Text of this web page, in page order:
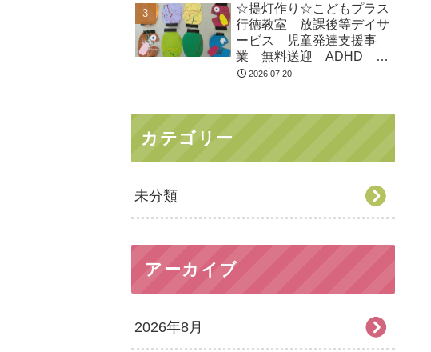
徳 市川市 浦安市
☆提灯作り☆こどもプラス
行徳教室 放課後等デイサ
ービス 児童発達支援事
業 無料送迎 ADHD 自
閉症 発達障がい 運動療
2026.07.20
カテゴリー
未分類
アーカイブ
2026年8月